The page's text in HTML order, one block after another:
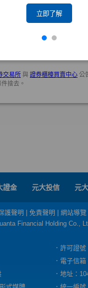
立即了解
證金 元大投信 元
護聲明 免責聲明 網站導覽
Financial Holding Co.,
．許可證
．電子信箱
．地址：